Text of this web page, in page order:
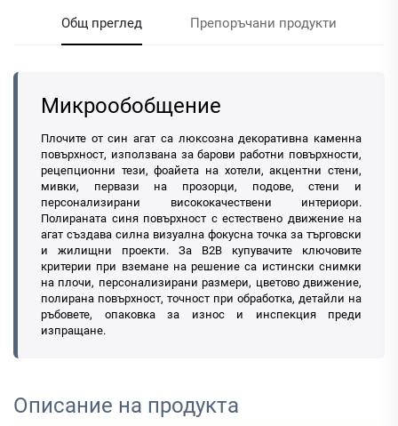
Общ преглед Препоръчани продукти
Микрообобщение
Плочите от син агат са люксозна декоративна каменна
повърхност, използвана за барови работни повърхности,
рецепционни тези, фоайета на хотели, акцентни стени,
мивки, первази на прозорци, подове, стени и
персонализирани висококачествени интериори.
Полираната синя повърхност с естествено движение на
агат създава силна визуална фокусна точка за търговски
и жилищни проекти. За B2B купувачите ключовите
критерии при вземане на решение са истински снимки
на плочи, персонализирани размери, цветово движение,
полирана повърхност, точност при обработка, детайли на
ръбовете, опаковка за износ и инспекция преди
изпращане.
Описание на продукта